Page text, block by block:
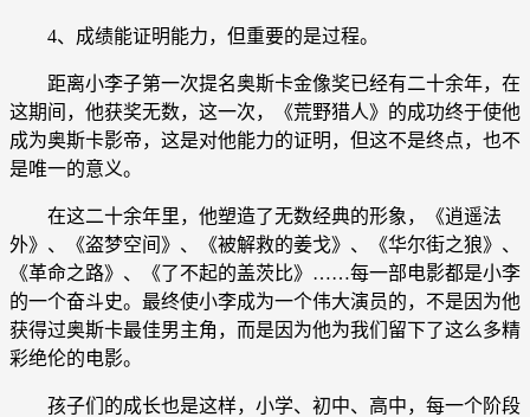
4、成绩能证明能力，但重要的是过程。
距离小李子第一次提名奥斯卡金像奖已经有二十余年，在
这期间，他获奖无数，这一次，《荒野猎人》的成功终于使他
成为奥斯卡影帝，这是对他能力的证明，但这不是终点，也不
是唯一的意义。
在这二十余年里，他塑造了无数经典的形象，《逍遥法
外》、《盗梦空间》、《被解救的姜戈》、《华尔街之狼》、
《革命之路》、《了不起的盖茨比》……每一部电影都是小李
的一个奋斗史。最终使小李成为一个伟大演员的，不是因为他
获得过奥斯卡最佳男主角，而是因为他为我们留下了这么多精
彩绝伦的电影。
孩子们的成长也是这样，小学、初中、高中，每一个阶段